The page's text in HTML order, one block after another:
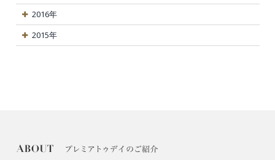
2016年
2015年